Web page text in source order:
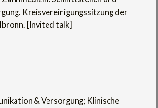
Kreisvereinigungssitzung der
[Invited talk]
& Versorgung; Klinische